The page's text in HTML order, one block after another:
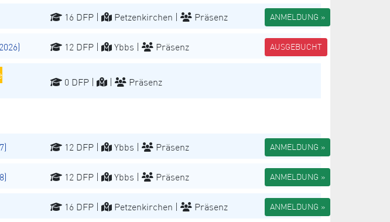
16 DFP | Petzenkirchen | Präsenz ANMELDUNG »
12 DFP | Ybbs | Präsenz AUSGEBUCHT
0 DFP | | Präsenz
12 DFP | Ybbs | Präsenz ANMELDUNG »
12 DFP | Ybbs | Präsenz ANMELDUNG »
16 DFP | Petzenkirchen | Präsenz ANMELDUNG »